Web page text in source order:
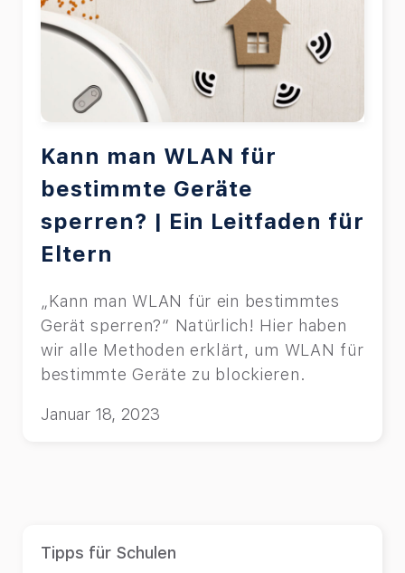
Kann man WLAN für
bestimmte Geräte
sperren? | Ein Leitfaden für
Eltern
„Kann man WLAN für ein bestimmtes
Gerät sperren?“ Natürlich! Hier haben
wir alle Methoden erklärt, um WLAN für
bestimmte Geräte zu blockieren.
Januar 18, 2023
Tipps für Schulen